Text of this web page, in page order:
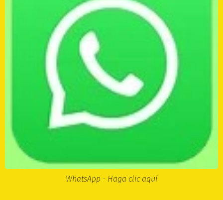
WhatsApp - Haga clic aquí